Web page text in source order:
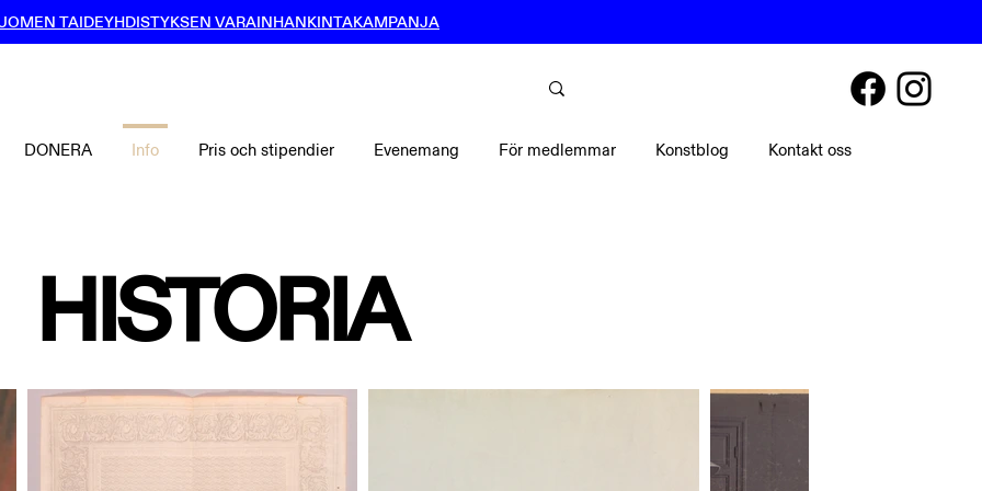
TAIDEYHDISTYKSEN VARAINHANKINTAKAMPANJA
DONERA Info Pris och stipendier Evenemang För medlemmar Konstblog Kontakt oss
HISTORIA